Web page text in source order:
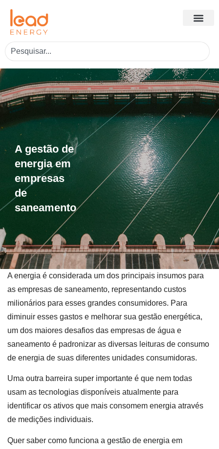
A gestão de
energia em
empresas
de
saneamento
A energia é considerada um dos principais insumos para
as empresas de saneamento, representando custos
milionários para esses grandes consumidores. Para
diminuir esses gastos e melhorar sua gestão energética,
um dos maiores desafios das empresas de água e
saneamento é padronizar as diversas leituras de consumo
de energia de suas diferentes unidades consumidoras.
Uma outra barreira super importante é que nem todas
usam as tecnologias disponíveis atualmente para
identificar os ativos que mais consomem energia através
de medições individuais.
Quer saber como funciona a gestão de energia em